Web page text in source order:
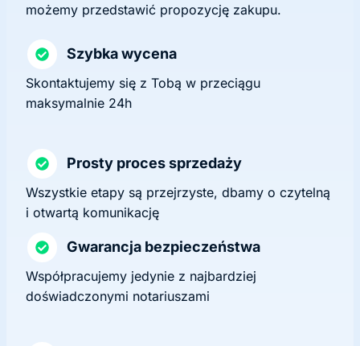
możemy przedstawić propozycję zakupu.
Szybka wycena
Skontaktujemy się z Tobą w przeciągu
maksymalnie 24h
Prosty proces sprzedaży
Wszystkie etapy są przejrzyste, dbamy o czytelną
i otwartą komunikację
Gwarancja bezpieczeństwa
Współpracujemy jedynie z najbardziej
doświadczonymi notariuszami